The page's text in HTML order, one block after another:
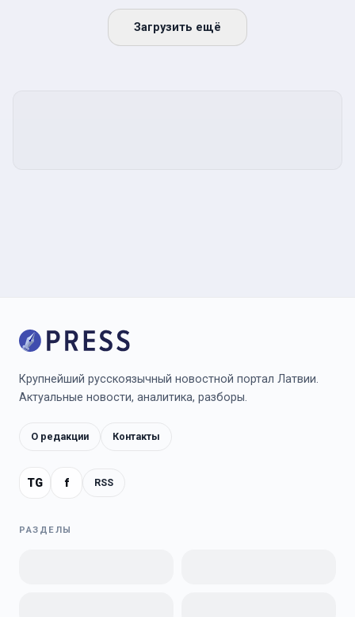
Загрузить ещё
Крупнейший русскоязычный новостной портал Латвии.
Актуальные новости, аналитика, разборы.
О редакции Контакты
TG f RSS
РАЗДЕЛЫ